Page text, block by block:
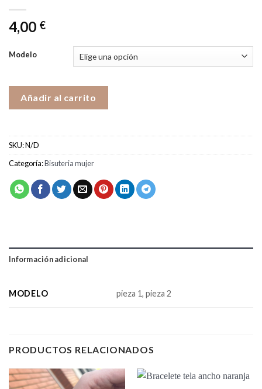
4,00 €
Modelo
Añadir al carrito
SKU:N/D
Categoría:Bisuteria mujer
Información adicional
MODELO pieza 1, pieza 2
PRODUCTOS RELACIONADOS